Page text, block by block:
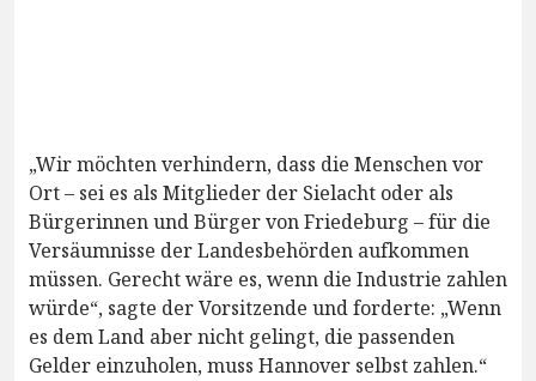
„Wir möchten verhindern, dass die Menschen vor
Ort – sei es als Mitglieder der Sielacht oder als
Bürgerinnen und Bürger von Friedeburg – für die
Versäumnisse der Landesbehörden aufkommen
müssen. Gerecht wäre es, wenn die Industrie zahlen
würde“, sagte der Vorsitzende und forderte: „Wenn
es dem Land aber nicht gelingt, die passenden
Gelder einzuholen, muss Hannover selbst zahlen.“